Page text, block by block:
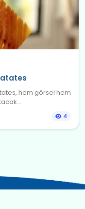
hem görsel hem
4